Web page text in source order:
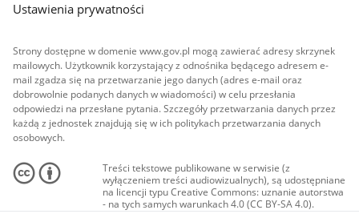
Ustawienia prywatności
Strony dostępne w domenie www.gov.pl mogą zawierać adresy skrzynek
mailowych. Użytkownik korzystający z odnośnika będącego adresem e-
mail zgadza się na przetwarzanie jego danych (adres e-mail oraz
dobrowolnie podanych danych w wiadomości) w celu przesłania
odpowiedzi na przesłane pytania. Szczegóły przetwarzania danych przez
każdą z jednostek znajdują się w ich politykach przetwarzania danych
osobowych.
Treści tekstowe publikowane w serwisie (z
wyłączeniem treści audiowizualnych), są udostępniane
na licencji typu Creative Commons: uznanie autorstwa
- na tych samych warunkach 4.0 (CC BY-SA 4.0).